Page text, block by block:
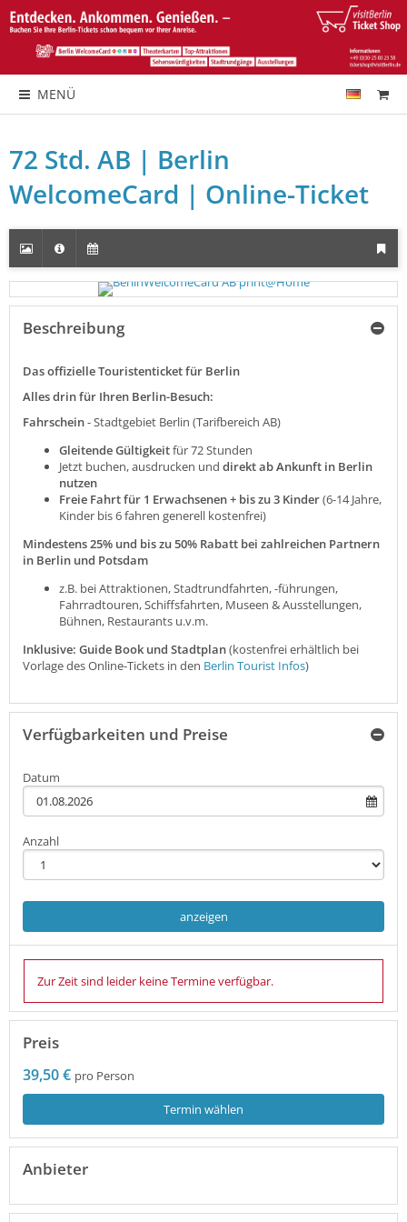
MENÜ
72 Std. AB | Berlin
WelcomeCard | Online-Ticket
Beschreibung
Das offizielle Touristenticket für Berlin
Alles drin für Ihren Berlin-Besuch:
Fahrschein- Stadtgebiet Berlin (Tarifbereich AB)
Gleitende Gültigkeitfür 72 Stunden
Jetzt buchen, ausdrucken und direkt ab Ankunft in Berlin
nutzen
Freie Fahrt für 1 Erwachsenen + bis zu 3 Kinder(6-14 Jahre,
Kinder bis 6 fahren generell kostenfrei)
Mindestens 25% und bis zu 50% Rabatt bei zahlreichen Partnern
in Berlin und Potsdam
z.B. bei Attraktionen, Stadtrundfahrten, -führungen,
Fahrradtouren, Schiffsfahrten, Museen & Ausstellungen,
Bühnen, Restaurants u.v.m.
Inklusive: Guide Book und Stadtplan(kostenfrei erhältlich bei
Vorlage des Online-Tickets in den Berlin Tourist Infos)
Verfügbarkeiten und Preise
Datum
Anzahl
anzeigen
Zur Zeit sind leider keine Termine verfügbar.
Preis
39,50 € pro Person
Termin wählen
Anbieter